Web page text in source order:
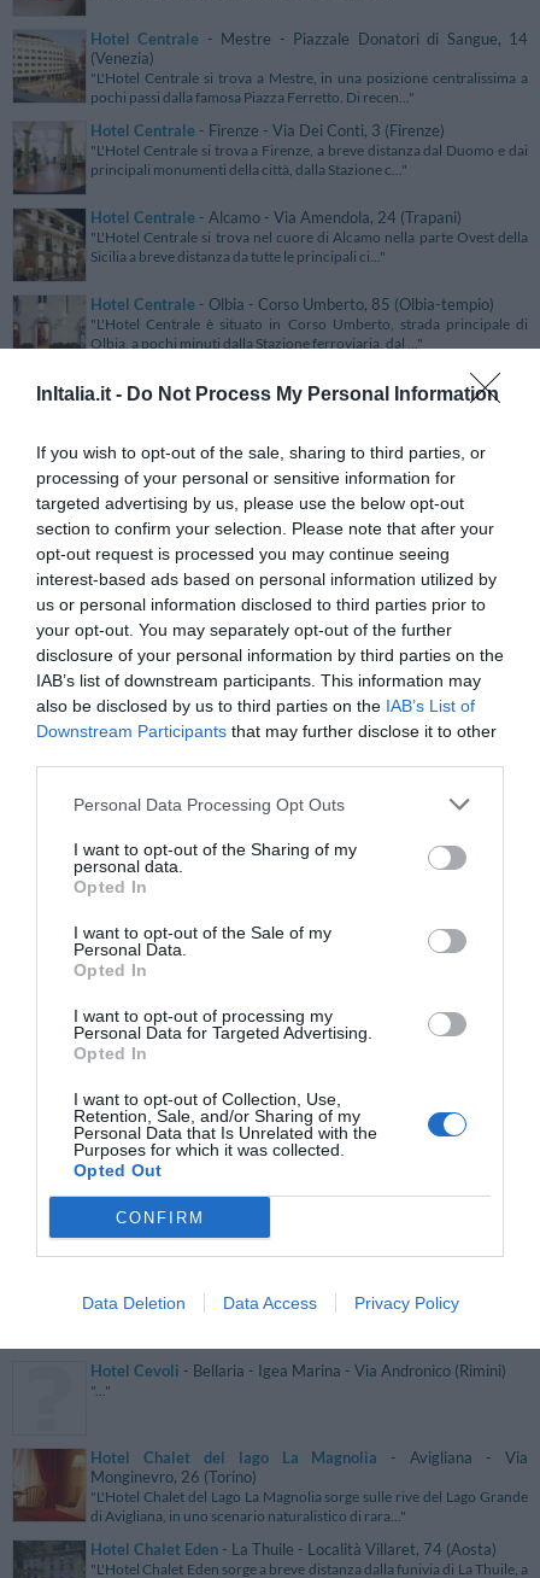
InItalia.it - Do Not Process My Personal Information
If you wish to opt-out of the sale, sharing to third parties, or
processing of your personal or sensitive information for
targeted advertising by us, please use the below opt-out
section to confirm your selection. Please note that after your
opt-out request is processed you may continue seeing
interest-based ads based on personal information utilized by
us or personal information disclosed to third parties prior to
your opt-out. You may separately opt-out of the further
disclosure of your personal information by third parties on the
IAB’s list of downstream participants. This information may
also be disclosed by us to third parties on the IAB’s List of
Downstream Participants that may further disclose it to other
Personal Data Processing Opt Outs
I want to opt-out of the Sharing of my
personal data.
Opted In
I want to opt-out of the Sale of my
Personal Data.
Opted In
I want to opt-out of processing my
Personal Data for Targeted Advertising.
Opted In
I want to opt-out of Collection, Use,
Retention, Sale, and/or Sharing of my
Personal Data that Is Unrelated with the
Purposes for which it was collected.
Opted Out
CONFIRM
Data Deletion Data Access Privacy Policy
Hotel Centrale - Mestre - Piazzale Donatori di Sangue, 14
(Venezia)
"L'Hotel Centrale si trova a Mestre, in una posizione centralissima a
pochi passi dalla famosa Piazza Ferretto. Di recen..."
Hotel Centrale - Firenze - Via Dei Conti, 3 (Firenze)
"L'Hotel Centrale si trova a Firenze, a breve distanza dal Duomo e dai
principali monumenti della città, dalla Stazione c..."
Hotel Centrale - Alcamo - Via Amendola, 24 (Trapani)
"L'Hotel Centrale si trova nel cuore di Alcamo nella parte Ovest della
Sicilia a breve distanza da tutte le principali ci..."
Hotel Centrale - Olbia - Corso Umberto, 85 (Olbia-tempio)
"L'Hotel Centrale è situato in Corso Umberto, strada principale di
Olbia, a pochi minuti dalla Stazione ferroviaria, dal ..."
Hotel Centrale - Trieste - via Amilcare Ponchielli, 1 (Trieste)
Hotel Centro - Firenze - via dei Ginori, 17 (Firenze)
"L'Hotel Centro si trova nel cuore di Firenze, nel famoso e
centralissimo quartiere “San Lorenzo”. L'albergo è situato i..."
Hotel Centro- Campi Bisenzio - Via Falcini, 7 (Firenze)
"L'Hotel Centro deve il nome alla sua particolare posizione, essendo
ubicato nella piazza centrale di un'antica cittadina..."
Hotel Centro Benessere I Pionieri- Abetone - Via Val Di Luce,
54 (Pistoia)
"L'Hotel Centro Benessere I Pionieri sorge ad Abetone ed è l'unica
struttura situata direttamente sulle piste da sci nel ..."
Hotel Centro Congressi Polo Nautico- Salerno - Lungomare
Cristoforo Colombo (Salerno)
stelle situato a Salerno direttamente sul mare, in posiz..."
"Il San Luca Resort è uno straordinario e attraente complesso situato a
Battipaglia, al centro di un'area strategica dal ..."
Pastrengo, 69 (Verona)
"L'Hotel Centro Turistico Gardesano sorge nel territorio di
Bussolengo, in una splendida zona collinare a breve distanza ..."
Hotel Cepina Albergo Incantato- Cepina - Via Roma, 120
(Sondrio)
"L'Hotel Cepina si trova nella tranquilla località omonima, a soli 3 km
Hotel Certaldo- Certaldo - Via Del Molino, 74 (Firenze)
"L'Hotel Certaldo si trova nell'omonima località nel cuore della
verdeggiante Toscana. La struttura consiste in una dimo..."
Hotel Certosa- Milano - viale Certosa, 26 (Milano)
"L'Hotel Certosa è situato a Milano in Viale Certosa, in una posizione
(Milano)
"L’Hotel Cervo è un moderno albergo a 3 stelle situato a Milano in zona
Hotel Cevoli - Bellaria - Igea Marina - Via Andronico (Rimini)
"..."
Hotel Chalet del lago La Magnolia - Avigliana - Via
Monginevro, 26 (Torino)
"L'Hotel Chalet del Lago La Magnolia sorge sulle rive del Lago Grande
di Avigliana, in uno scenario naturalistico di rara..."
Hotel Chalet Eden - La Thuile - Località Villaret, 74 (Aosta)
"L'Hotel Chalet Eden sorge a breve distanza dalla funivia di La Thuile, a